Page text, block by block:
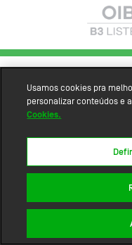
Usamos cookies pra
personalizar conteúdos e
Cookies.